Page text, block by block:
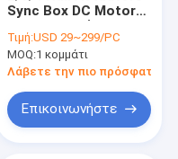
Sync Box DC Motor
μονάδα
τηλεχειρισμού
Τιμή:USD 29~299/PC
MOQ:1 κομμάτι
Λάβετε την πιο πρόσφατη
Επικοινωνήστε